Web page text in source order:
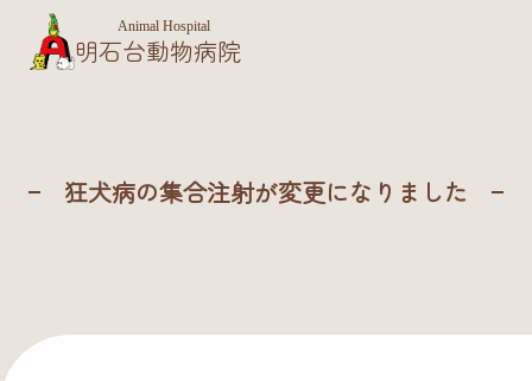
Animal Hospital
明石台動物病院
狂犬病の集合注射が変更になりました